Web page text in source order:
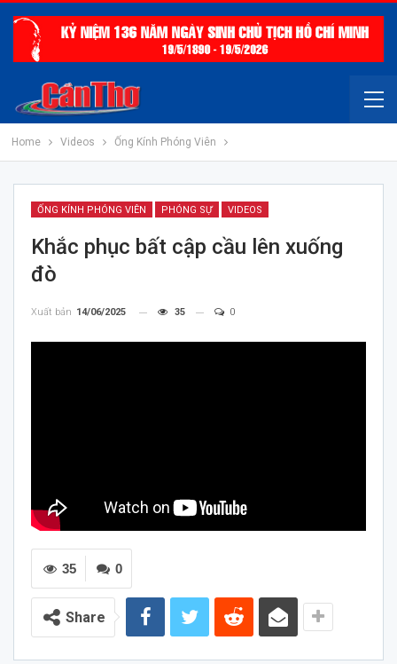
Home Videos Ống Kính Phóng Viên
ỐNG KÍNH PHÓNG VIÊN PHÓNG SỰ VIDEOS
Khắc phục bất cập cầu lên xuống
đò
Xuất bản 14/06/2025 35 0
0
35
Share